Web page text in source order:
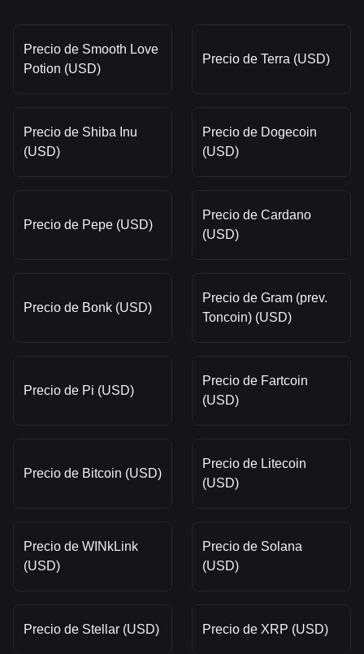
Precio de Smooth Love
Potion (USD)
Precio de Terra (USD)
Precio de Shiba Inu
(USD)
Precio de Dogecoin
(USD)
Precio de Pepe (USD)
Precio de Cardano
(USD)
Precio de Bonk (USD)
Precio de Gram (prev.
Toncoin) (USD)
Precio de Pi (USD)
Precio de Fartcoin
(USD)
Precio de Bitcoin (USD)
Precio de Litecoin
(USD)
Precio de WINkLink
(USD)
Precio de Solana
(USD)
Precio de Stellar (USD) Precio de XRP (USD)